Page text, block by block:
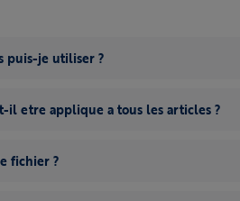
puis-je utiliser ?
il etre applique a tous les articles ?
fichier ?